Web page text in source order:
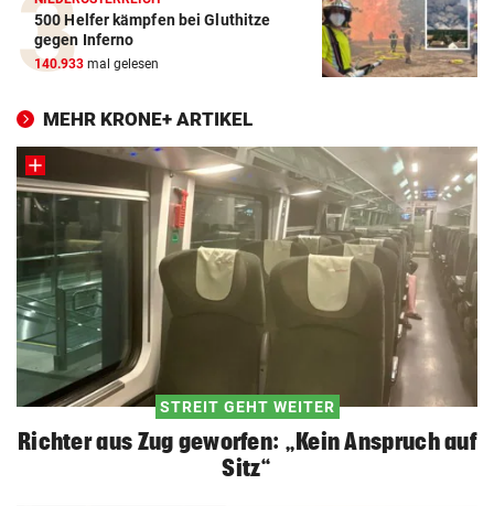
500 Helfer kämpfen bei Gluthitze
gegen Inferno
140.933 mal gelesen
MEHR KRONE+ ARTIKEL
STREIT GEHT WEITER
Richter aus Zug geworfen: „Kein Anspruch auf
Sitz“